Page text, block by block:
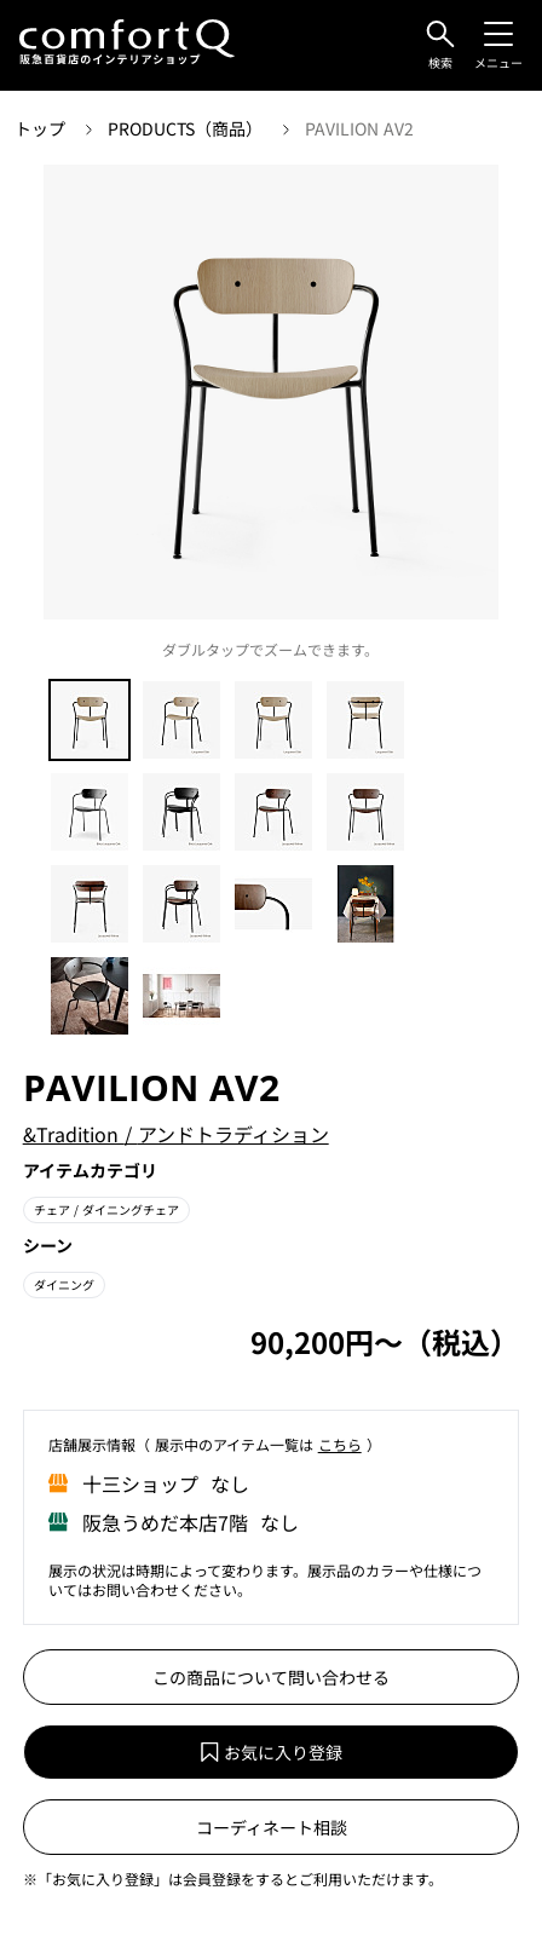
検索 メニュー
トップ PRODUCTS（商品） PAVILION AV2
ダブルタップでズームできます。
PAVILION AV2
&Tradition / アンドトラディション
アイテムカテゴリ
チェア / ダイニングチェア
シーン
ダイニング
90,200円〜（税込）
店舗展⽰情報（ 展⽰中のアイテム⼀覧は こちら ）
⼗三ショップ なし
阪急うめだ本店7階 なし
展示の状況は時期によって変わります。展示品のカラーや仕様につ
いてはお問い合わせください。
この商品について問い合わせる
お気に入り登録
コーディネート相談
※「お気に入り登録」は会員登録をするとご利用いただけます。